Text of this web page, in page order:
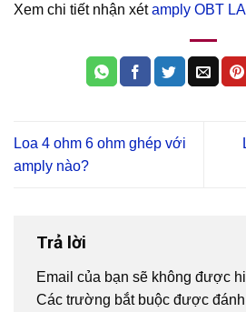
Xem chi tiết nhận xétamply OBT
Loa 4 ohm 6 ohm ghép với
amply nào?
Trả lời
Email của bạn sẽ không được
Các trường bắt buộc được